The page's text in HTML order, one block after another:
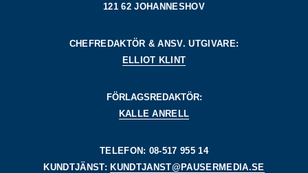
121 62 JOHANNESHOV
CHEFREDAKTÖR & ANSV. UTGIVARE:
ELLIOT KLINT
FÖRLAGSREDAKTÖR:
KALLE ANRELL
TELEFON: 08-517 955 14
KUNDTJÄNST: KUNDTJANST@PAUSERMEDIA.SE